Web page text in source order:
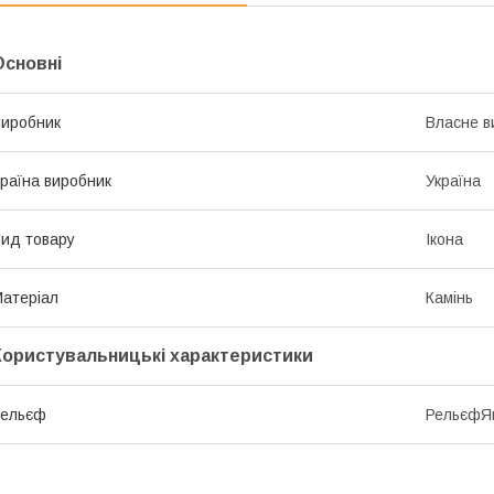
Власне
виробник Україна
товару Ікона
Камінь
характеристики